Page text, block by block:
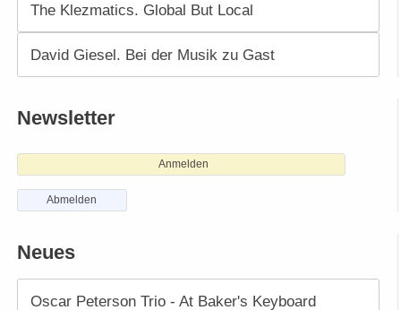
The Klezmatics. Global But Local
David Giesel. Bei der Musik zu Gast
Newsletter
Anmelden
Abmelden
Neues
Oscar Peterson Trio - At Baker's Keyboard